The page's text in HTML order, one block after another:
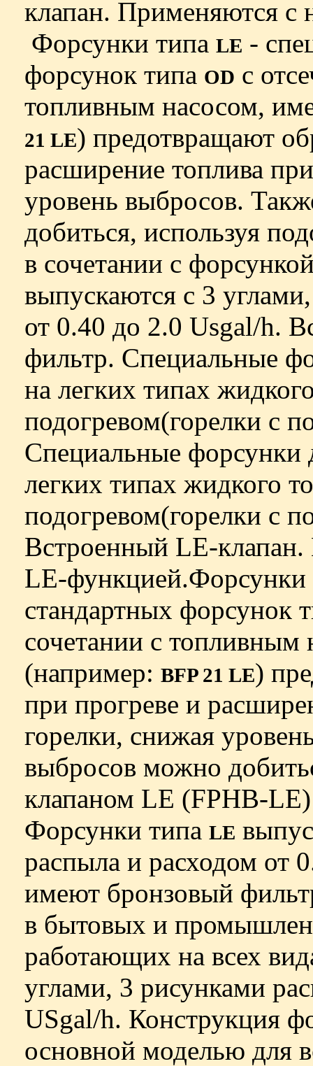
клапан. Применяются с
Форсунки типа LE -
форсунок типа OD с
топливным насосом,
21 LE) предотвращают
расширение топлива
уровень выбросов.
добиться, используя
в сочетании с
выпускаются с 3
от 0.40 до 2.0 Usgal/h.
фильтр. Специальные
на легких типах
подогревом(горелки с
Специальные форсунки
легких типах жидкого
подогревом(горелки с
Встроенный LE-
LE-функцией.Форсунки
стандартных форсунок
сочетании с
(например: BFP 21 LE)
при прогреве и
горелки, снижая
выбросов можно
клапаном LE (FPHB-
Форсунки типа LE
распыла и расходом от
имеют бронзовый
в бытовых и
работающих на всех
углами, 3 рисунками
USgal/h. Конструкция
основной моделью для